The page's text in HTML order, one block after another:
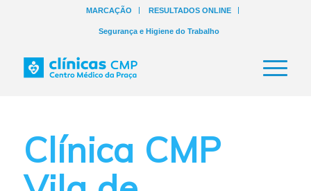
MARCAÇÃO RESULTADOS ONLINE
Segurança e Higiene do Trabalho
Clínica CMP